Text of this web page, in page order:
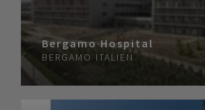
Bergamo Hospital
BERGAMO ITALIEN